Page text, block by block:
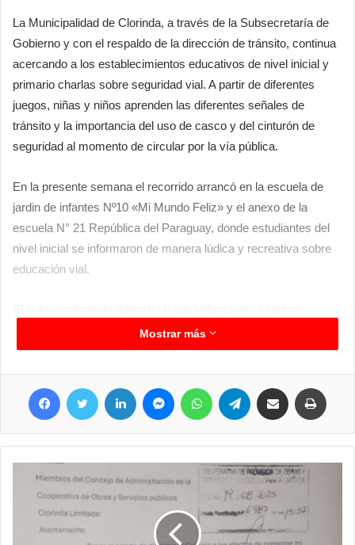
La Municipalidad de Clorinda, a través de la Subsecretaría de
Gobierno y con el respaldo de la dirección de tránsito, continua
acercando a los establecimientos educativos de nivel inicial y
primario charlas sobre seguridad vial. A partir de diferentes
juegos, niñas y niños aprenden las diferentes señales de
tránsito y la importancia del uso de casco y del cinturón de
seguridad al momento de circular por la vía pública.
En la presente semana el recorrido arrancó en la escuela de
jardin de infantes Nº10 «Mi Mundo Feliz» y el anexo de la
escuela N° 21 República del Paraguay, donde estudiantes del
nivel inicial se informaron de manera lúdica y recreativa sobre
educación vial.
“Estamos muy contentos porque seguimos con este programa
y esta línea que nos marca el intendente Ariel Caniza, de seguir
generando concientización vial, en especial con los más
chicos, además hemos acordado con la delegación zonal de
educación la continuidad de esta importante labor a lo largo del
año”.
Mostrar más